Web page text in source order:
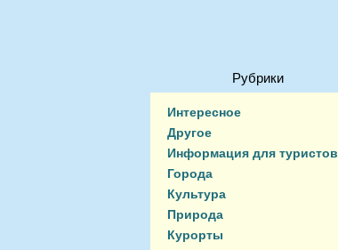
Рубрики
Интересное
Другое
Информация для туристов
Города
Культура
Природа
Курорты